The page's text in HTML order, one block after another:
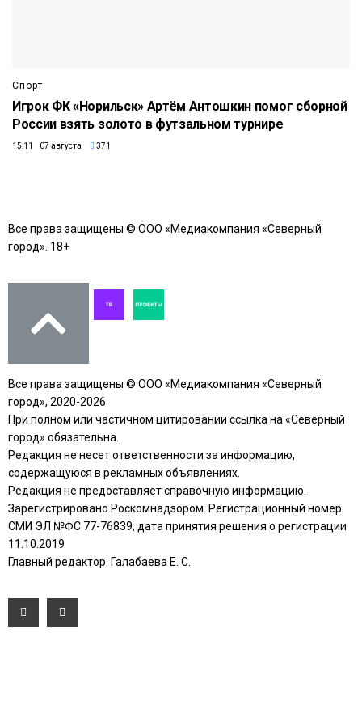
Спорт
Игрок ФК «Норильск» Артём Антошкин помог сборной
России взять золото в футзальном турнире
15:11 07 августа 371
Все права защищены © ООО «Медиакомпания «Северный
город». 18+
Все права защищены © ООО «Медиакомпания «Северный
город», 2020-2026
При полном или частичном цитировании ссылка на «Северный
город» обязательна.
Редакция не несет ответственности за информацию,
содержащуюся в рекламных объявлениях.
Редакция не предоставляет справочную информацию.
Зарегистрировано Роскомнадзором. Регистрационный номер
СМИ ЭЛ №ФС 77-76839, дата принятия решения о регистрации
11.10.2019
Главный редактор: Галабаева Е. С.